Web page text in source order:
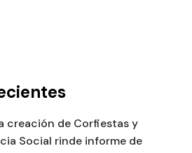
creación de Corfiestas y
Social rinde informe de